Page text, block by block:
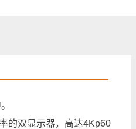
的双显示器，高达4Kp60